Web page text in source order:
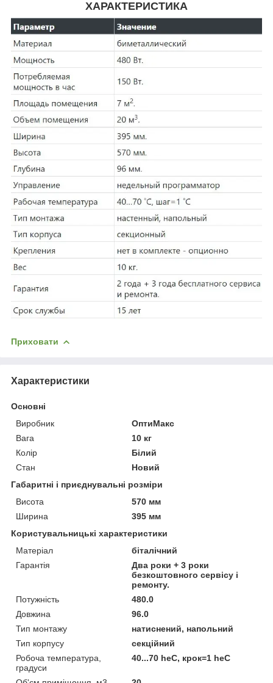
ХАРАКТЕРИСТИКА
Приховати
Характеристики
Основні
Виробник
ОптиМакс
Вага
10 кг
Колір
Білий
Стан
Новий
Габаритні і приєднувальні розміри
Висота
570 мм
Ширина
395 мм
Користувальницькі характеристики
Матеріал
біталічний
Гарантія
Два роки + 3 роки
безкоштовного сервісу і
ремонту.
Потужність
480.0
Довжина
96.0
Тип монтажу
натиснений, напольний
Тип корпусу
секційний
Робоча температура,
градуси
40...70 heС, крок=1 heС